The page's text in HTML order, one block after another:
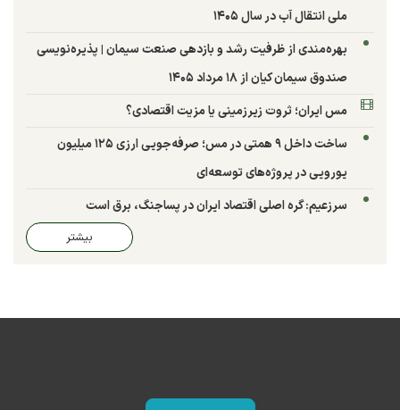
ملی انتقال آب در سال ۱۴۰۵
بهره‌مندی از ظرفیت رشد و بازدهی صنعت سیمان | پذیره‌نویسی
صندوق سیمان کیان از ۱۸ مرداد ۱۴۰۵
مس ایران؛ ثروت زیرزمینی یا مزیت اقتصادی؟
ساخت داخل ۹ همتی در مس؛ صرفه‌جویی ارزی ۱۲۵ میلیون
یورویی در پروژه‌های توسعه‌ای
سرزعیم: گره اصلی اقتصاد ایران در پساجنگ، برق است
بیشتر